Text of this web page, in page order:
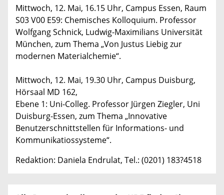
Mittwoch, 12. Mai, 16.15 Uhr, Campus Essen, Raum
S03 V00 E59: Chemisches Kolloquium. Professor
Wolfgang Schnick, Ludwig-Maximilians Universität
München, zum Thema „Von Justus Liebig zur
modernen Materialchemie“.
Mittwoch, 12. Mai, 19.30 Uhr, Campus Duisburg,
Hörsaal MD 162,
Ebene 1: Uni-Colleg. Professor Jürgen Ziegler, Uni
Duisburg-Essen, zum Thema „Innovative
Benutzerschnittstellen für Informations- und
Kommunikatiossysteme“.
Redaktion: Daniela Endrulat, Tel.: (0201) 183?4518